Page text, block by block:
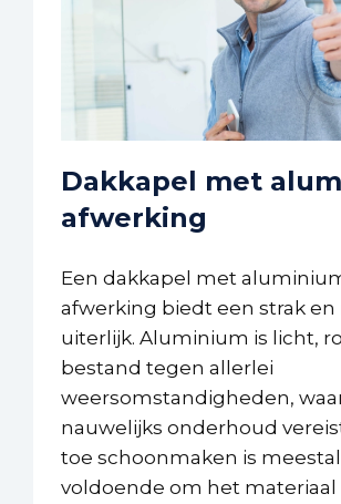
Dakkapel met
afwerking
Een dakkapel met
afwerking biedt een strak
uiterlijk. Aluminium is licht,
bestand tegen allerlei
weersomstandigheden,
nauwelijks onderhoud
toe schoonmaken is meestal
voldoende om het materiaal